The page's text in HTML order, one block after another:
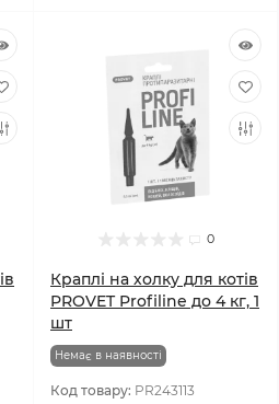
0
Краплі на холку для котів
PROVET Profiline до 4 кг, 1
шт
Немає в наявності
Код товару: PR243113